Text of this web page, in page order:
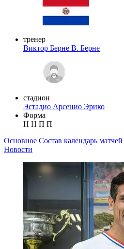
тренер
Виктор Берне В. Берне
стадион
Эстадио Арсенио Эрико
Форма
Н Н П П
Основное Состав календарь матчей
Новости